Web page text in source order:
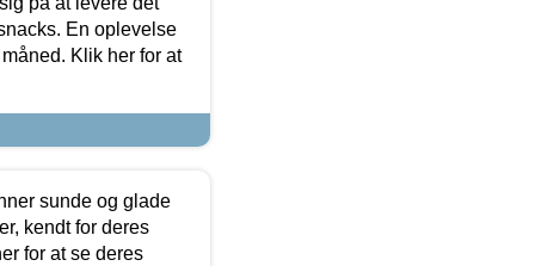
En oplevelse
Klik her for at
sunde og glade
kendt for deres
for at se deres